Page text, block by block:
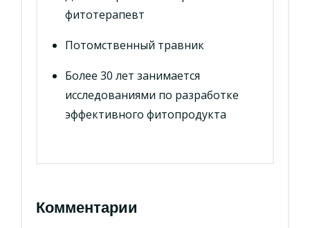
фитотерапевт
Потомственный травник
Более 30 лет занимается
исследованиями по разработке
эффективного фитопродукта
Комментарии